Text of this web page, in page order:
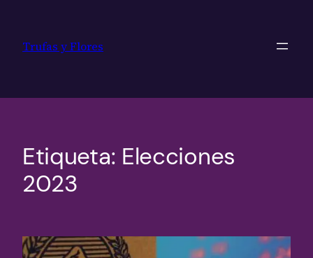
contenido
Trufas y Flores
Etiqueta: Elecciones
2023